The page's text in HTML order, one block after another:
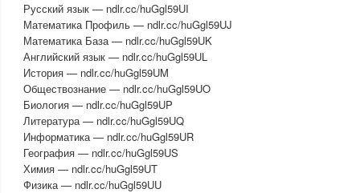
Русский язык — ndlr.cc/huGgl59UI
Математика Профиль — ndlr.cc/huGgl59UJ
Математика База — ndlr.cc/huGgl59UK
Английский язык — ndlr.cc/huGgl59UL
История — ndlr.cc/huGgl59UM
Обществознание — ndlr.cc/huGgl59UO
Биология — ndlr.cc/huGgl59UP
Литература — ndlr.cc/huGgl59UQ
Информатика — ndlr.cc/huGgl59UR
География — ndlr.cc/huGgl59US
Химия — ndlr.cc/huGgl59UT
Физика — ndlr.cc/huGgl59UU